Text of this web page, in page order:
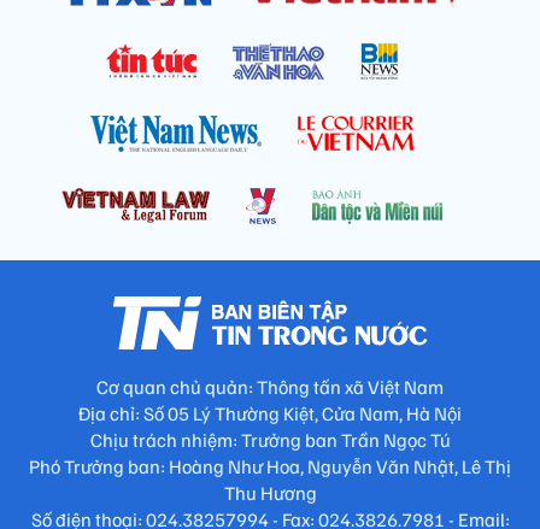
Cơ quan chủ quản: Thông tấn xã Việt Nam
Địa chỉ: Số 05 Lý Thường Kiệt, Cửa Nam, Hà Nội
Chịu trách nhiệm: Trưởng ban Trần Ngọc Tú
Phó Trưởng ban: Hoàng Như Hoa, Nguyễn Văn Nhật, Lê Thị
Thu Hương
Số điện thoại: 024.38257994 - Fax: 024.3826.7981 - Email: